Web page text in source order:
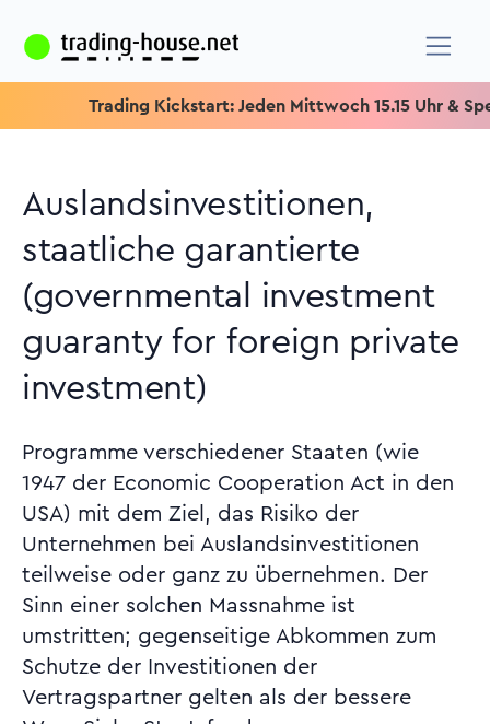
Trading Kickstart: Jeden Mittwoch 15.15 Uhr & Speziell
Auslandsinvestitionen,
staatliche garantierte
(governmental investment
guaranty for foreign private
investment)
Programme verschiedener Staaten (wie
1947 der Economic Cooperation Act in den
USA) mit dem Ziel, das Risiko der
Unternehmen bei Auslandsinvestitionen
teilweise oder ganz zu übernehmen. Der
Sinn einer solchen Massnahme ist
umstritten; gegenseitige Abkommen zum
Schutze der Investitionen der
Vertragspartner gelten als der bessere